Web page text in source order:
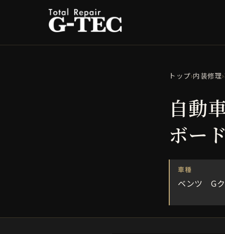
トップ›内装修理›
自動
ボー
車種
ベンツ G